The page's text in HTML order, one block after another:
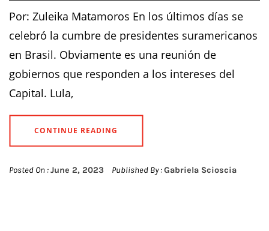
Por: Zuleika Matamoros En los últimos días se
celebró la cumbre de presidentes suramericanos
en Brasil. Obviamente es una reunión de
gobiernos que responden a los intereses del
Capital. Lula,
CONTINUE READING
Posted On :June 2, 2023 Published By :Gabriela Scioscia